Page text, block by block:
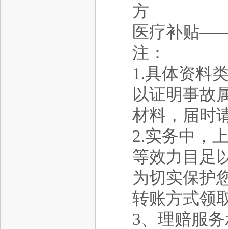
方
医疗补贴
注：
1.具体资料
以证明事故
材料，届时
2.实务中，
等效力目足
为切实保护
转账方式领
3、理赔服